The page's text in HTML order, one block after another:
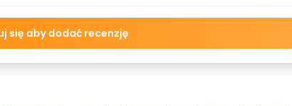
się aby dodać recenzję